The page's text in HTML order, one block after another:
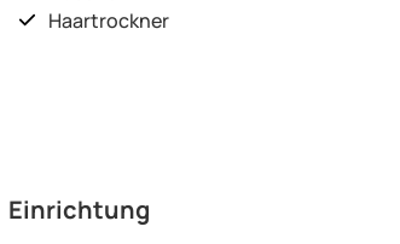
Haartrockner
Einrichtung